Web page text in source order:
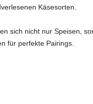
Käsesorten.
sich nicht nur Speisen,
für perfekte Pairings.